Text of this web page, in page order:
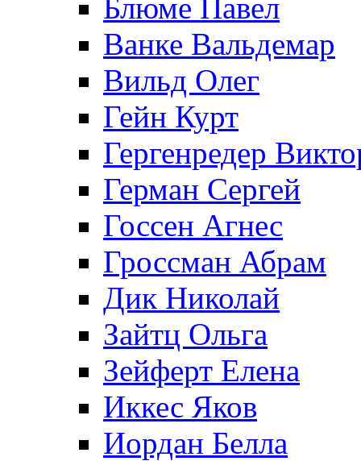
Блюме Павел
Ванке Вальдемар
Вильд Олег
Гейн Курт
Гергенредер
Герман Сергей
Госсен Агнес
Гроссман Абрам
Дик Николай
Зайтц Ольга
Зейферт Елена
Иккес Яков
Иордан Белла